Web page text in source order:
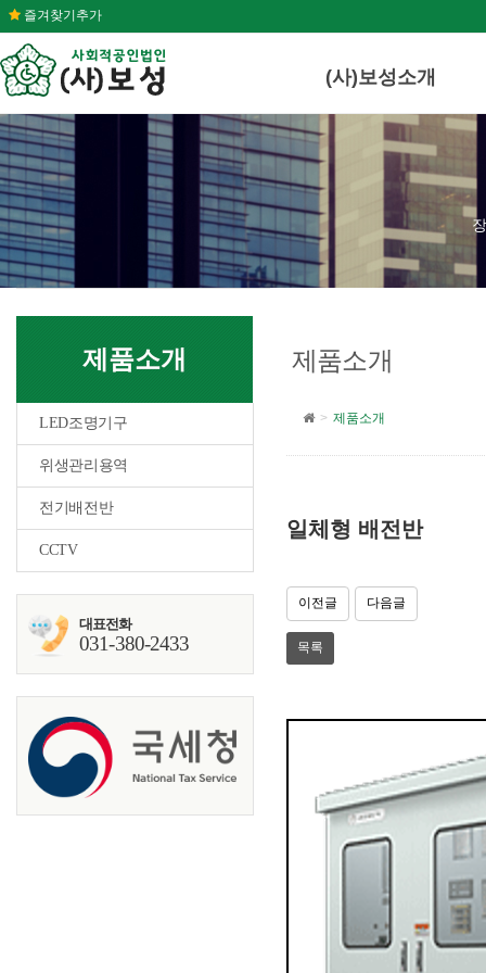
즐겨찾기추가
(사)보성소개
제품소개
LED조명기구
위생관리용역
전기배전반
CCTV
대표전화
031-380-2433
제품소개
제품소개
일체형 배전반
이전글 다음글
목록